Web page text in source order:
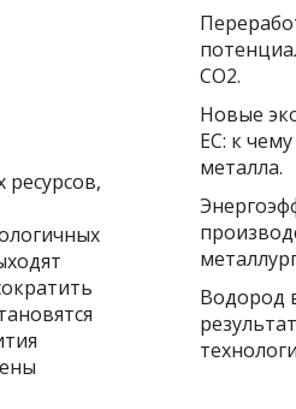
CO2.
Новые
ЕС: к
металла.
Водород